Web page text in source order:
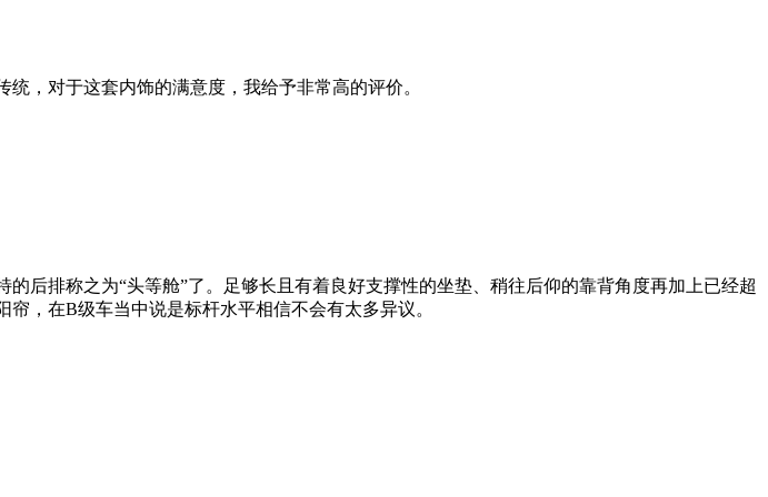
，对于这套内饰的满意度，我给予非常高的评价。
后排称之为“头等舱”了。足够长且有着良好支撑性的坐垫、稍往后仰的靠背角度再加上已经超
，在B级车当中说是标杆水平相信不会有太多异议。